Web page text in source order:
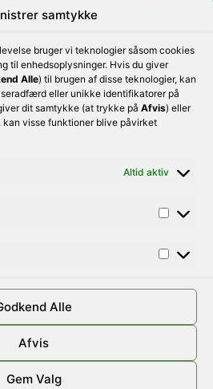
samtykke
bruger vi teknologier såsom cookies
til enhedsoplysninger. Hvis du giver
Alle) til brugen af disse teknologier, kan
eller unikke identifikatorer på
dit samtykke (at trykke på Afvis) eller
visse funktioner blive påvirket
Altid aktiv
Alle
Afvis
Gem Valg
juice til enhver smag
info@rosengaardjuice.dk
Handelsbetingelser